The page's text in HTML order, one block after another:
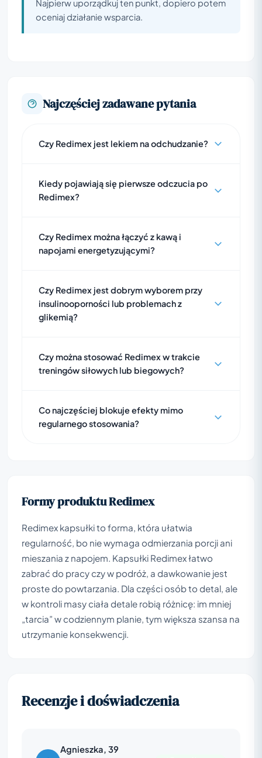
Najpierw uporządkuj ten punkt, dopiero potem
oceniaj działanie wsparcia.
Najczęściej zadawane pytania
Czy Redimex jest lekiem na odchudzanie?
Kiedy pojawiają się pierwsze odczucia po
Redimex?
Czy Redimex można łączyć z kawą i
napojami energetyzującymi?
Czy Redimex jest dobrym wyborem przy
insulinooporności lub problemach z
glikemią?
Czy można stosować Redimex w trakcie
treningów siłowych lub biegowych?
Co najczęściej blokuje efekty mimo
regularnego stosowania?
Formy produktu Redimex
Redimex kapsułki to forma, która ułatwia
regularność, bo nie wymaga odmierzania porcji ani
mieszania z napojem. Kapsułki Redimex łatwo
zabrać do pracy czy w podróż, a dawkowanie jest
proste do powtarzania. Dla części osób to detal, ale
w kontroli masy ciała detale robią różnicę: im mniej
„tarcia” w codziennym planie, tym większa szansa na
utrzymanie konsekwencji.
Recenzje i doświadczenia
Agnieszka, 39